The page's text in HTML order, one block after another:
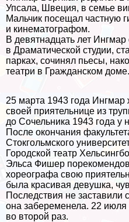
Упсала, Швеция, в семье
Мальчик посещал частную
и кинематографом.
В девятнадцать лет
в Драматической студии,
парках, сочинял пьесы,
театри в Гражданском доме.
25 марта 1943 года
своей приятельнице из
до Сочельника 1943 года у
После окончания
Стокгольмского
Городской театр
Эльса Фишер
хореографа свою
была красивая дeвyшка,
Последствия не заставили
она забеременела. 22
во второй раз.